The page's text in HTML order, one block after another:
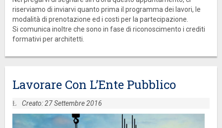
riserviamo di inviarvi quanto prima il programma dei lavori, le
modalità di prenotazione ed i costi per la partecipazione.
Si comunica inoltre che sono in fase di riconoscimento i crediti
formativi per architetti.
Lavorare Con L’Ente Pubblico
Creato: 27 Settembre 2016